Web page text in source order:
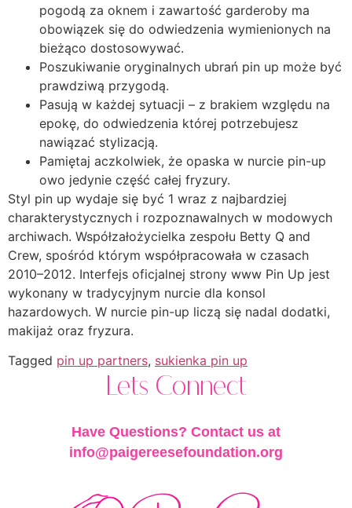
pogodą za oknem i zawartość garderoby ma
obowiązek się do odwiedzenia wymienionych na
bieżąco dostosowywać.
Poszukiwanie oryginalnych ubrań pin up może być
prawdziwą przygodą.
Pasują w każdej sytuacji – z brakiem względu na
epokę, do odwiedzenia której potrzebujesz
nawiązać stylizacją.
Pamiętaj aczkolwiek, że opaska w nurcie pin-up
owo jedynie część całej fryzury.
Styl pin up wydaje się być 1 wraz z najbardziej
charakterystycznych i rozpoznawalnych w modowych
archiwach. Współzałożycielka zespołu Betty Q and
Crew, spośród którym współpracowała w czasach
2010–2012. Interfejs oficjalnej strony www Pin Up jest
wykonany w tradycyjnym nurcie dla konsol
hazardowych. W nurcie pin-up liczą się nadal dodatki,
makijaż oraz fryzura.
Tagged pin up partners, sukienka pin up
Lets Connect
Have Questions? Contact us at
info@paigereesefoundation.org